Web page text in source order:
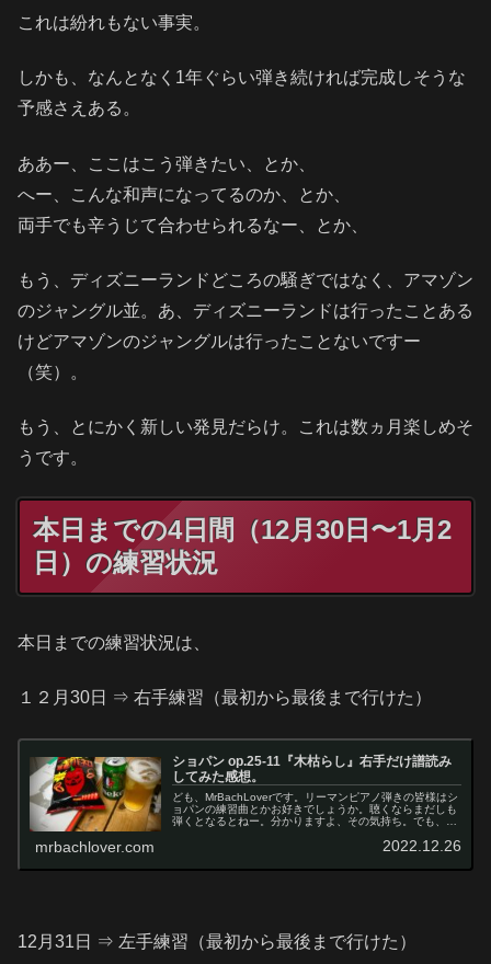
これは紛れもない事実。
しかも、なんとなく1年ぐらい弾き続ければ完成しそうな
予感さえある。
ああー、ここはこう弾きたい、とか、
へー、こんな和声になってるのか、とか、
両手でも辛うじて合わせられるなー、とか、
もう、ディズニーランドどころの騒ぎではなく、アマゾン
のジャングル並。あ、ディズニーランドは行ったことある
けどアマゾンのジャングルは行ったことないですー
（笑）。
もう、とにかく新しい発見だらけ。これは数ヵ月楽しめそ
うです。
本日までの4日間（12月30日〜1月2
日）の練習状況
本日までの練習状況は、
１２月30日 ⇒ 右手練習（最初から最後まで行けた）
ショパン op.25-11『木枯らし』右手だけ譜読み
してみた感想。
ども、MrBachLoverです。リーマンピアノ弾きの皆様はシ
ョパンの練習曲とかお好きでしょうか。聴くならまだしも
弾くとなるとねー。分かりますよ、その気持ち。でも、そ
mrbachlover.com 2022.12.26
12月31日 ⇒ 左手練習（最初から最後まで行けた）